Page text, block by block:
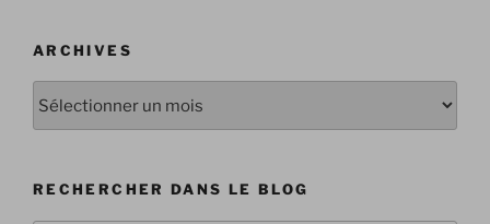
ARCHIVES
RECHERCHER DANS LE BLOG